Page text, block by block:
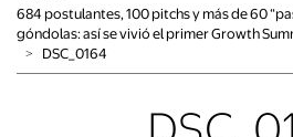
684 postulantes, 100 pitchs y más de 60
góndolas: así se vivió el primer Growth
˃
DSC_0164